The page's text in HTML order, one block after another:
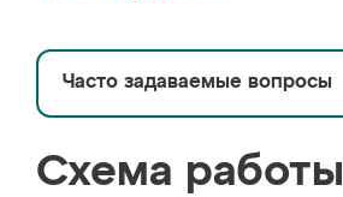
Часто задаваемые вопросы
Схема работы